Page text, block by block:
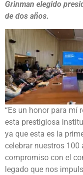
Grinman elegido
de dos años.
“Es un honor para mí
esta prestigiosa
ya que esta es la
celebrar nuestros 100
compromiso con el
legado que nos